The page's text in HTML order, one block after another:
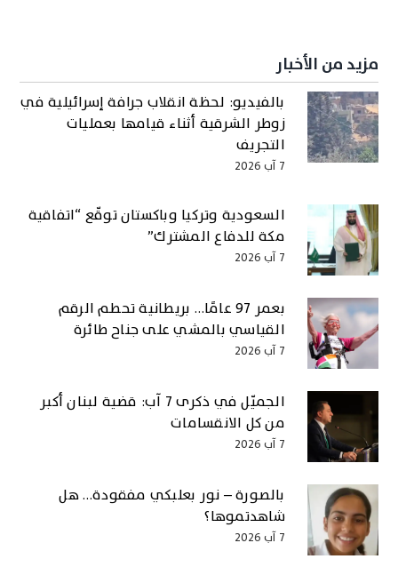
مزيد من الأخبار
بالفيديو: لحظة انقلاب جرافة إسرائيلية في
زوطر الشرقية أثناء قيامها بعمليات
التجريف
7 آب 2026
السعودية وتركيا وباكستان توقّع “اتفاقية
مكة للدفاع المشترك”
7 آب 2026
بعمر 97 عامًا… بريطانية تحطم الرقم
القياسي بالمشي على جناح طائرة
7 آب 2026
الجميّل في ذكرى 7 آب: قضية لبنان أكبر
من كل الانقسامات
7 آب 2026
بالصورة – نور بعلبكي مفقودة… هل
شاهدتموها؟
7 آب 2026